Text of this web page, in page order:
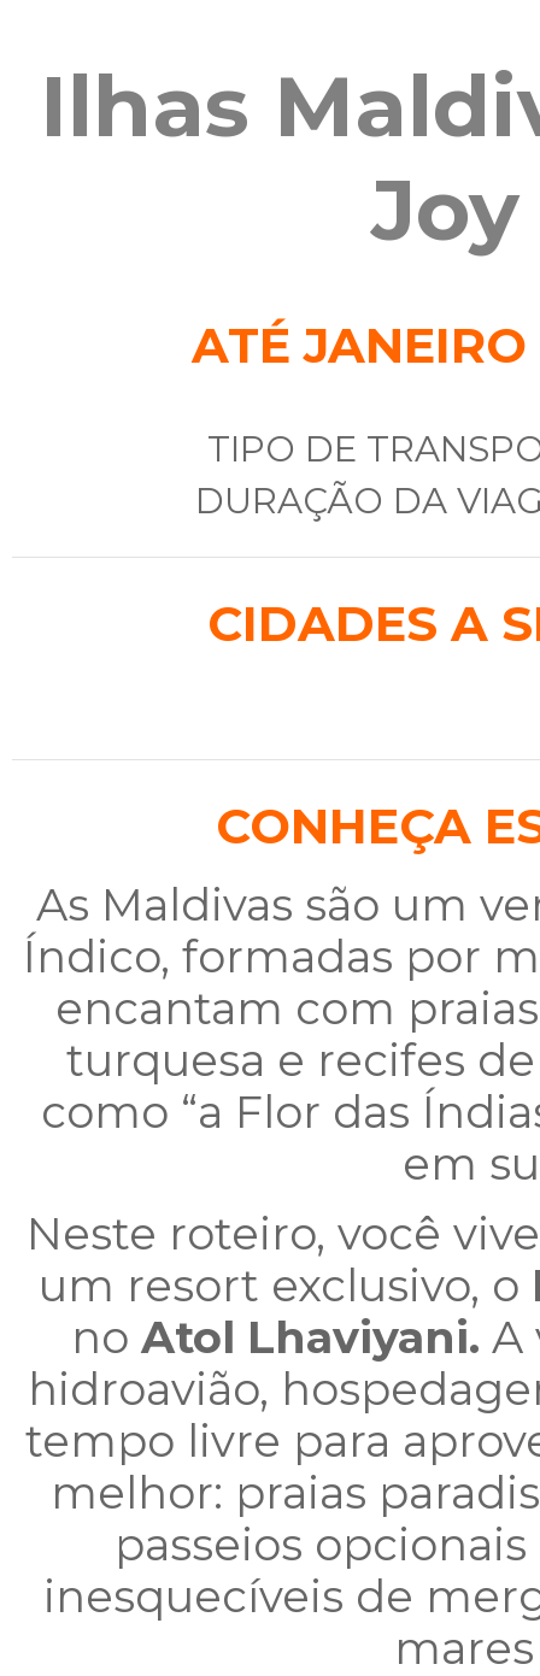
Ilhas
ATÉ
TIPO DE
DURAÇÃO DA
CIDADES A
CONHEÇA
As Maldivas são um
Índico, formadas por
encantam com
turquesa e recifes
como “a Flor das
em
Neste roteiro, você
um resort exclusivo, o
no Atol Lhaviyani. A
hidroavião,
tempo livre para
melhor: praias
passeios
inesquecíveis de